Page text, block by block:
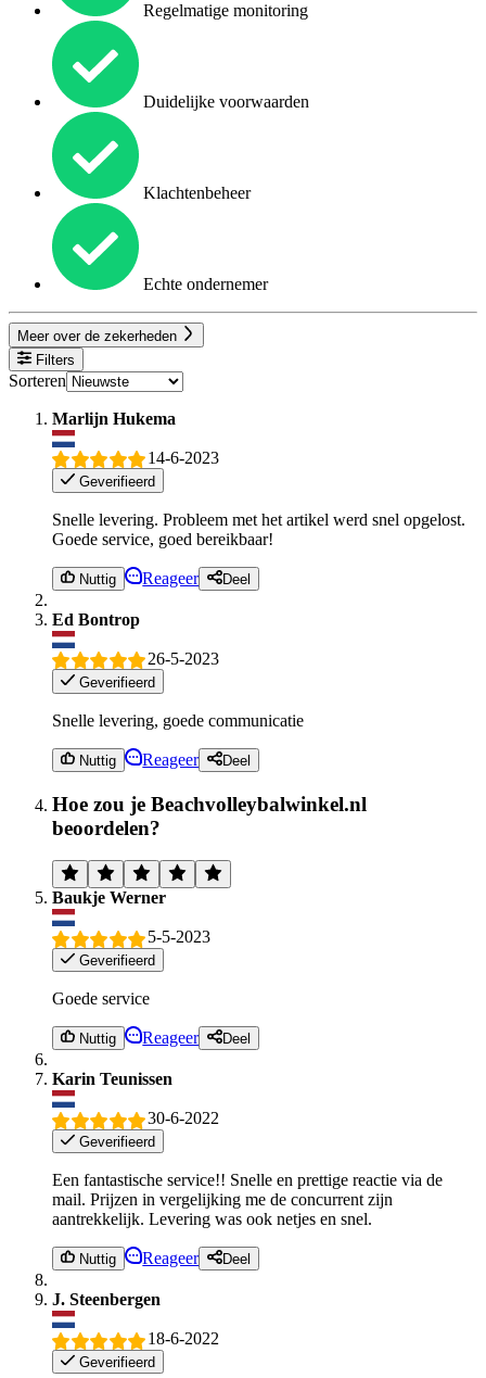
Regelmatige monitoring
Duidelijke voorwaarden
Klachtenbeheer
Echte ondernemer
Meer over de zekerheden
Filters
Sorteren
Marlijn Hukema
14-6-2023
Geverifieerd
Snelle levering. Probleem met het artikel werd snel opgelost.
Goede service, goed bereikbaar!
Nuttig Reageer Deel
Ed Bontrop
26-5-2023
Geverifieerd
Snelle levering, goede communicatie
Nuttig Reageer Deel
Hoe zou je Beachvolleybalwinkel.nl
beoordelen?
Baukje Werner
5-5-2023
Geverifieerd
Goede service
Nuttig Reageer Deel
Karin Teunissen
30-6-2022
Geverifieerd
Een fantastische service!! Snelle en prettige reactie via de
mail. Prijzen in vergelijking me de concurrent zijn
aantrekkelijk. Levering was ook netjes en snel.
Nuttig Reageer Deel
J. Steenbergen
18-6-2022
Geverifieerd